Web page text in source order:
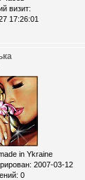
визит:
17:26:01
in Ykraine
: 2007-03-12
0